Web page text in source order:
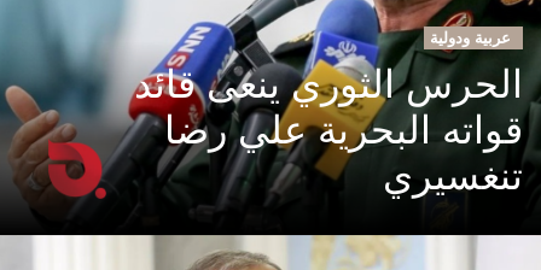
عربية ودولية
الحرس الثوري ينعى قائد
قواته البحرية علي رضا
تنغسيري